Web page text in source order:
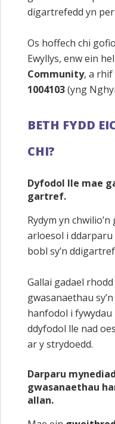
digartrefedd yn
Os hoffech chi
Ewyllys, enw ein
Community, a rhif
1004103(yng
BETH FYDD
CHI?
Dyfodol lle mae
gartref.
Rydym yn
arloesol i ddarparu
bobl sy’n
Gallai gadael
gwasanaethau
hanfodol i
ddyfodol lle nad
ar y strydoedd.
Darparu
gwasanaethau
allan.